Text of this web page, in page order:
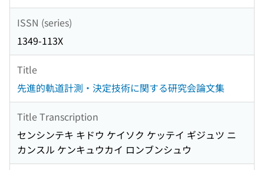
ISSN (series)
1349-113X
Title
先進的軌道計測・決定技術に関する研究会論文集
Title Transcription
センシンテキ キドウ ケイソク ケッテイ ギジュツ ニ
カンスル ケンキュウカイ ロンブンシュウ